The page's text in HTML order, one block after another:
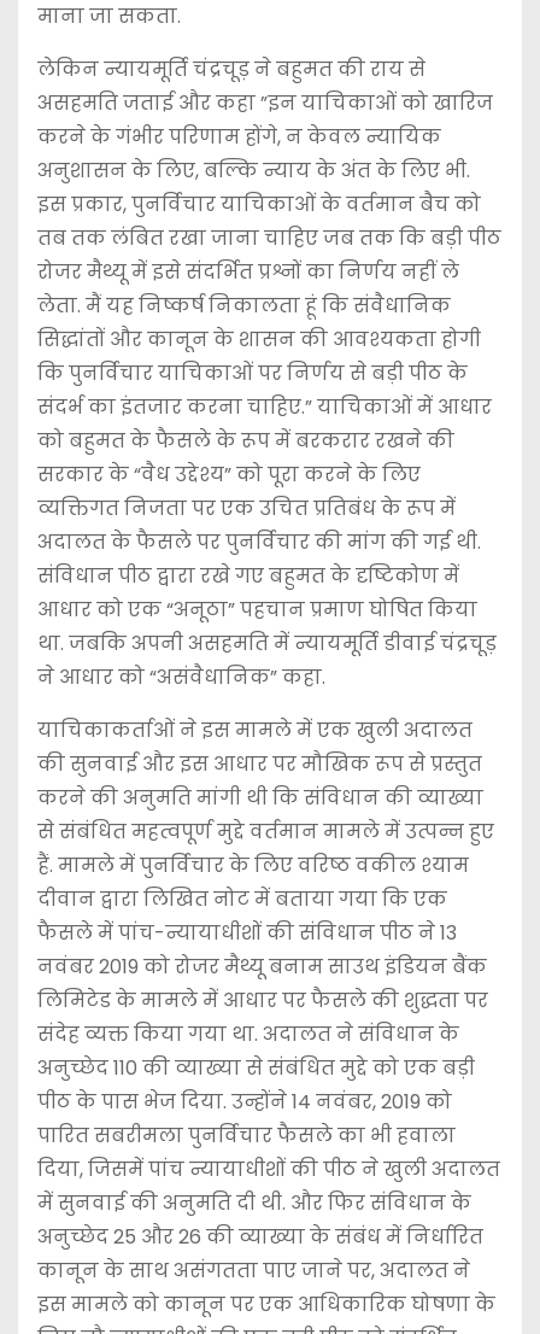
माना जा सकता.
लेकिन न्यायमूर्ति चंद्रचूड़ ने बहुमत की राय से
असहमति जताई और कहा ”इन याचिकाओं को खारिज
करने के गंभीर परिणाम होंगे, न केवल न्यायिक
अनुशासन के लिए, बल्कि न्याय के अंत के लिए भी.
इस प्रकार, पुनर्विचार याचिकाओं के वर्तमान बैच को
तब तक लंबित रखा जाना चाहिए जब तक कि बड़ी पीठ
रोजर मैथ्यू में इसे संदर्भित प्रश्नों का निर्णय नहीं ले
लेता. मैं यह निष्कर्ष निकालता हूं कि संवैधानिक
सिद्धांतों और कानून के शासन की आवश्यकता होगी
कि पुनर्विचार याचिकाओं पर निर्णय से बड़ी पीठ के
संदर्भ का इंतजार करना चाहिए.” याचिकाओं में आधार
को बहुमत के फैसले के रूप में बरकरार रखने की
सरकार के “वैध उद्देश्य” को पूरा करने के लिए
व्यक्तिगत निजता पर एक उचित प्रतिबंध के रूप में
अदालत के फैसले पर पुनर्विचार की मांग की गई थी.
संविधान पीठ द्वारा रखे गए बहुमत के दृष्टिकोण में
आधार को एक “अनूठा” पहचान प्रमाण घोषित किया
था. जबकि अपनी असहमति में न्यायमूर्ति डीवाई चंद्रचूड़
ने आधार को “असंवैधानिक” कहा.
याचिकाकर्ताओं ने इस मामले में एक खुली अदालत
की सुनवाई और इस आधार पर मौखिक रूप से प्रस्तुत
करने की अनुमति मांगी थी कि संविधान की व्याख्या
से संबंधित महत्वपूर्ण मुद्दे वर्तमान मामले में उत्पन्न हुए
हैं. मामले में पुनर्विचार के लिए वरिष्ठ वकील श्याम
दीवान द्वारा लिखित नोट में बताया गया कि एक
फैसले में पांच-न्यायाधीशों की संविधान पीठ ने 13
नवंबर 2019 को रोजर मैथ्यू बनाम साउथ इंडियन बैंक
लिमिटेड के मामले में आधार पर फैसले की शुद्धता पर
संदेह व्यक्त किया गया था. अदालत ने संविधान के
अनुच्छेद 110 की व्याख्या से संबंधित मुद्दे को एक बड़ी
पीठ के पास भेज दिया. उन्होंने 14 नवंबर, 2019 को
पारित सबरीमला पुनर्विचार फैसले का भी हवाला
दिया, जिसमें पांच न्यायाधीशों की पीठ ने खुली अदालत
में सुनवाई की अनुमति दी थी. और फिर संविधान के
अनुच्छेद 25 और 26 की व्याख्या के संबंध में निर्धारित
कानून के साथ असंगतता पाए जाने पर, अदालत ने
इस मामले को कानून पर एक आधिकारिक घोषणा के